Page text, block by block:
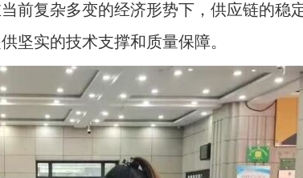
前复杂多变的经济形势下，供应链的稳
坚实的技术支撑和质量保障。